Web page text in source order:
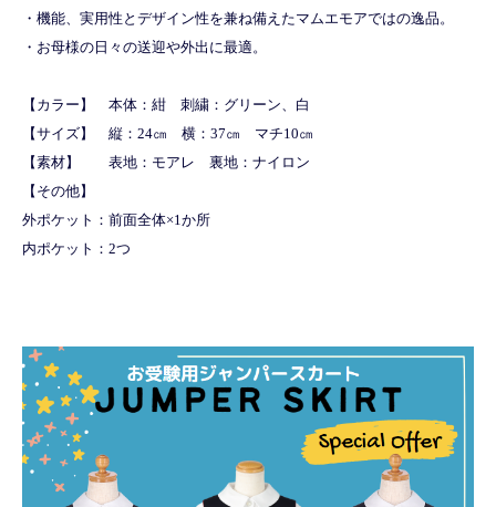
・機能、実用性とデザイン性を兼ね備えたマムエモアではの逸品。
・お母様の日々の送迎や外出に最適。
【カラー】 本体：紺 刺繍：グリーン、白
【サイズ】 縦：24㎝ 横：37㎝ マチ10㎝
【素材】 表地：モアレ 裏地：ナイロン
【その他】
外ポケット：前面全体×1か所
内ポケット：2つ